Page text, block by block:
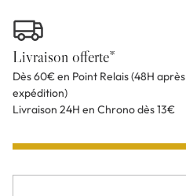
Livraison offerte*
Dès 60€ en Point Relais (48H après
expédition)
Livraison 24H en Chrono dès 13€